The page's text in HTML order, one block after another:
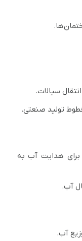
سیالات.
تولید صنعتی.
برای هدایت آب به
آب.
آب.